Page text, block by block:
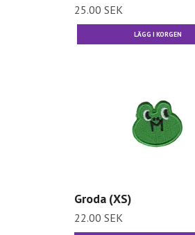
25.00 SEK
Groda (XS)
22.00 SEK